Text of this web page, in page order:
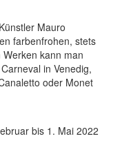
Mauro
farbenfrohen, stets
kann man
in Venedig,
oder Monet
bis 1. Mai 2022